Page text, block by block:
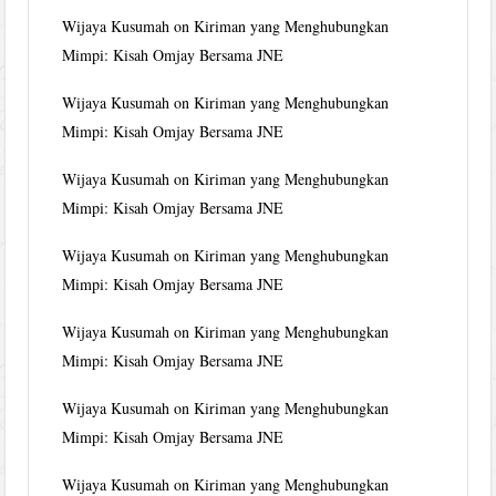
Wijaya Kusumah onKiriman yang Menghubungkan
Mimpi: Kisah Omjay Bersama JNE
Wijaya Kusumah onKiriman yang Menghubungkan
Mimpi: Kisah Omjay Bersama JNE
Wijaya Kusumah onKiriman yang Menghubungkan
Mimpi: Kisah Omjay Bersama JNE
Wijaya Kusumah onKiriman yang Menghubungkan
Mimpi: Kisah Omjay Bersama JNE
Wijaya Kusumah onKiriman yang Menghubungkan
Mimpi: Kisah Omjay Bersama JNE
Wijaya Kusumah onKiriman yang Menghubungkan
Mimpi: Kisah Omjay Bersama JNE
Wijaya Kusumah onKiriman yang Menghubungkan